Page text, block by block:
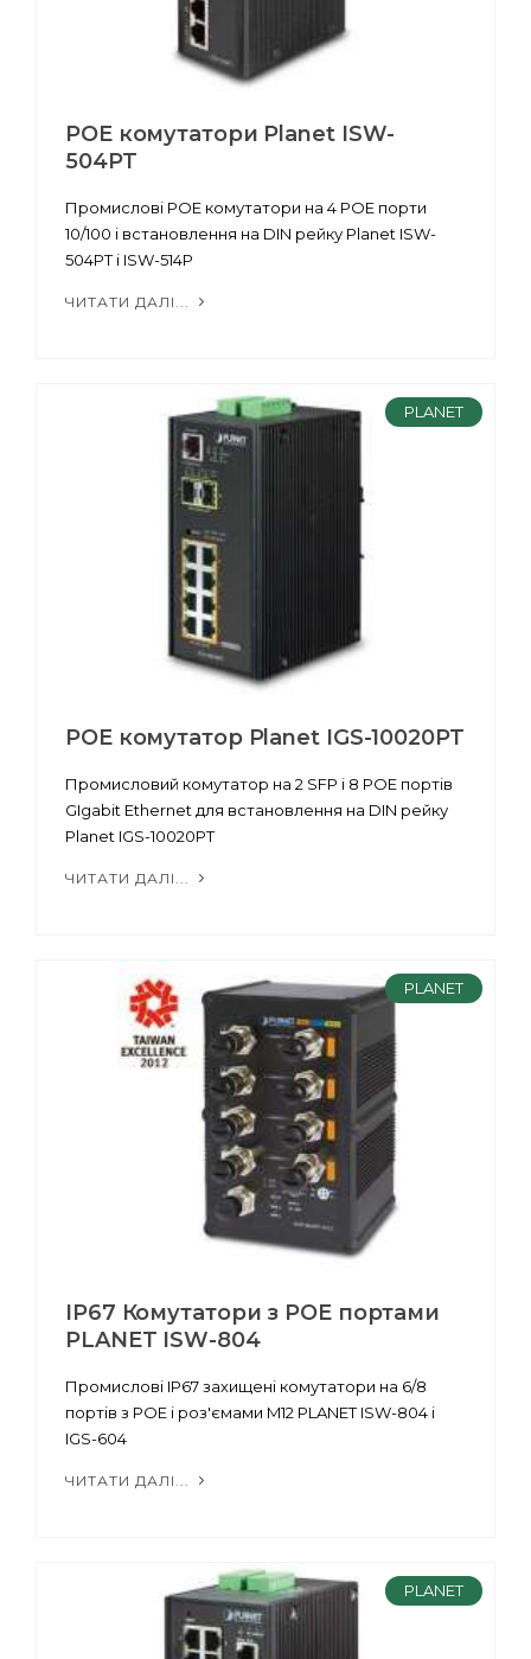
POE комутатори Planet ISW-
504PT
Промислові POE комутатори на 4 POE порти
10/100 і встановлення на DIN рейку Planet ISW-
504PT і ISW-514P
ЧИТАТИ ДАЛІ...
PLANET
POE комутатор Planet IGS-10020PT
Промисловий комутатор на 2 SFP і 8 POE портів
GIgabit Ethernet для встановлення на DIN рейку
Planet IGS-10020PT
ЧИТАТИ ДАЛІ...
PLANET
IP67 Комутатори з POE портами
PLANET ISW-804
Промислові IP67 захищені комутатори на 6/8
портів з POE і роз'ємами M12 PLANET ISW-804 і
IGS-604
ЧИТАТИ ДАЛІ...
PLANET